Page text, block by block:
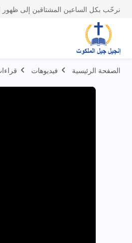
نرحّب بكل الساعين المشتاقين إلى ظهور
الصفحة الرئيسية فيديوهات قراءات